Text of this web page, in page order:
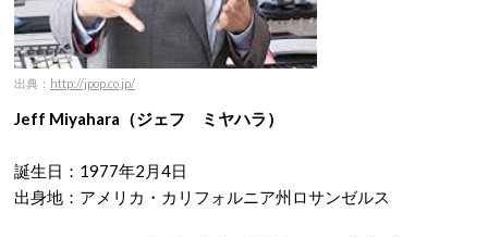
出典： http://jpop.co.jp/
Jeff Miyahara（ジェフ ミヤハラ）
誕生日：1977年2月4日
出身地：アメリカ・カリフォルニア州ロサンゼルス